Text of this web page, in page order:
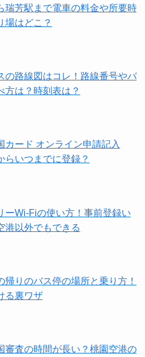
瑞芳駅まで電車の料金や所要時
場はどこ？
の路線図はコレ！路線番号やバ
方は？時刻表は？
カード オンライン申請記入
らいつまでに登録？
ーWi-Fiの使い方！事前登録い
港以外でもできる
帰りのバス停の場所と乗り方！
る裏ワザ
審査の時間が長い？桃園空港の